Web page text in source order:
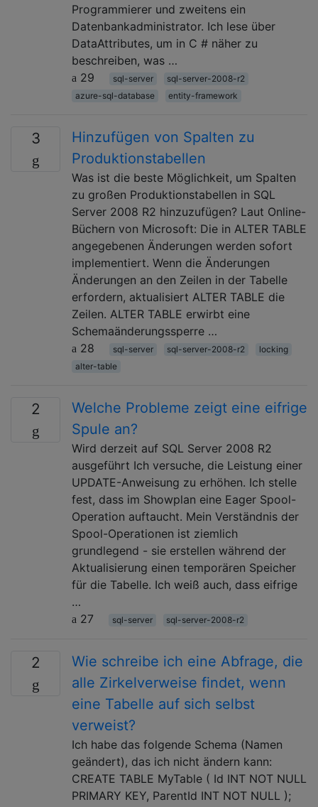
Programmierer und zweitens ein
Datenbankadministrator. Ich lese über
DataAttributes, um in C # näher zu
beschreiben, was …
29
sql-server
sql-server-2008-r2
azure-sql-database
entity-framework
3
Hinzufügen von Spalten zu
Produktionstabellen
Was ist die beste Möglichkeit, um Spalten
zu großen Produktionstabellen in SQL
Server 2008 R2 hinzuzufügen? Laut Online-
Büchern von Microsoft: Die in ALTER TABLE
angegebenen Änderungen werden sofort
implementiert. Wenn die Änderungen
Änderungen an den Zeilen in der Tabelle
erfordern, aktualisiert ALTER TABLE die
Zeilen. ALTER TABLE erwirbt eine
Schemaänderungssperre …
28
sql-server sql-server-2008-r2
locking
alter-table
2
Welche Probleme zeigt eine eifrige
Spule an?
Wird derzeit auf SQL Server 2008 R2
ausgeführt Ich versuche, die Leistung einer
UPDATE-Anweisung zu erhöhen. Ich stelle
fest, dass im Showplan eine Eager Spool-
Operation auftaucht. Mein Verständnis der
Spool-Operationen ist ziemlich
grundlegend - sie erstellen während der
Aktualisierung einen temporären Speicher
für die Tabelle. Ich weiß auch, dass eifrige
…
27
sql-server sql-server-2008-r2
2
Wie schreibe ich eine Abfrage, die
alle Zirkelverweise findet, wenn
eine Tabelle auf sich selbst
verweist?
Ich habe das folgende Schema (Namen
geändert), das ich nicht ändern kann:
CREATE TABLE MyTable ( Id INT NOT NULL
PRIMARY KEY, ParentId INT NOT NULL );